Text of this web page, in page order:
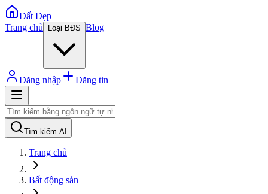
Đất Đẹp
Trang chủ
Loại BĐS Blog
Đăng nhập Đăng tin
Tìm kiếm AI
Trang chủ
Bất động sản